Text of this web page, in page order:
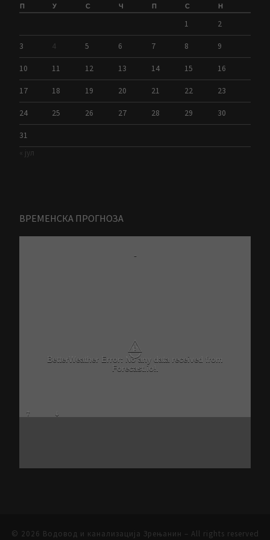
П У С Ч П С Н
1 2
3 4 5 6 7 8 9
10 11 12 13 14 15 16
17 18 19 20 21 22 23
24 25 26 27 28 29 30
31
« јул
ВРЕМЕНСКА ПРОГНОЗА
-
⚠
BetterWeather Error: No any data received from
Forecast.io!.
© 2026 Водовод и канализација Зрењанин – All rights reserved